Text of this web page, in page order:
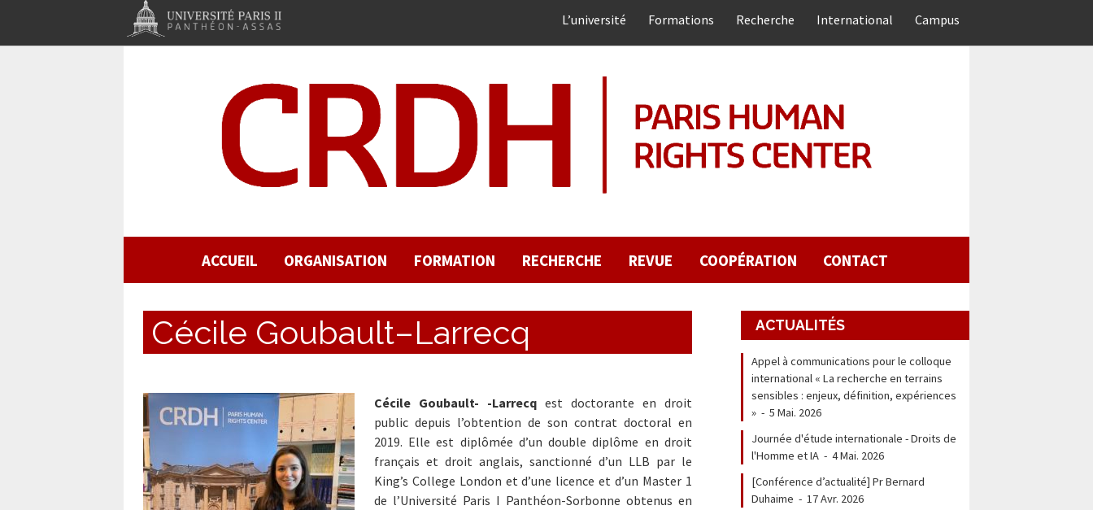
L’université Formations Recherche International Campus
ACCUEIL ORGANISATION FORMATION RECHERCHE REVUE COOPÉRATION CONTACT
Cécile Goubault–Larrecq
Cécile Goubault- -Larrecqest doctorante en droit
public depuis l’obtention de son contrat doctoral en
2019. Elle est diplômée d’un double diplôme en droit
français et droit anglais, sanctionné d’un LLB par le
King’s College London et d’une licence et d’un Master 1
de l’Université Paris I Panthéon-Sorbonne obtenus en
ACTUALITÉS
Appel à communications pour le colloque
international « La recherche en terrains
sensibles : enjeux, définition, expériences
» -5 Mai. 2026
Journée d'étude internationale - Droits de
l'Homme et IA -4 Mai. 2026
[Conférence d’actualité] Pr Bernard
Duhaime -17 Avr. 2026